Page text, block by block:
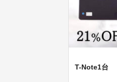
T-Note1台